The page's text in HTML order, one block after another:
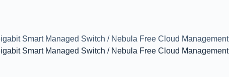
Smart Managed Switch / Nebula Free Cloud Management
Smart Managed Switch / Nebula Free Cloud Management